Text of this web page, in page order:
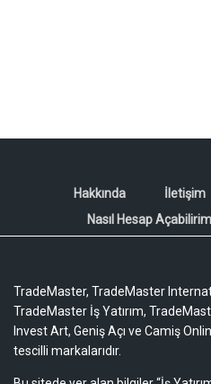
Hakkında İletişim
Nasıl Hesap
TradeMaster, TradeMaster
TradeMaster İş Yatırım,
Invest Art, Geniş Açı ve Camiş
tescilli markalarıdır.